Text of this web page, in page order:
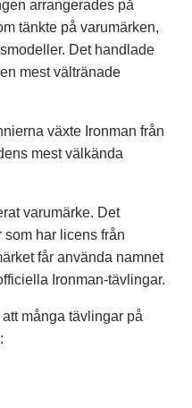
arrangerades på
tänkte på varumärken,
Det handlade
mest vältränade
växte Ironman från
mest välkända
varumärke. Det
som har licens från
får använda namnet
Ironman-tävlingar.
många tävlingar på